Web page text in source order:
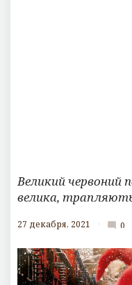
Великий червоний
велика,
27 декабря, 2021 mode_comment 0
о
м
м